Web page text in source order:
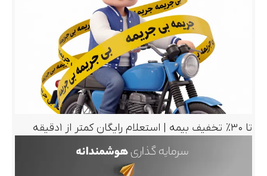
تا ۳۰٪ تخفیف بیمه | استعلام رایگان کمتر از ۱دقیقه